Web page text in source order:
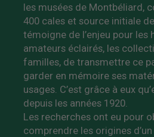
les musées de Montbéliard,
400 cales et source initiale
témoigne de l’enjeu pour les
amateurs éclairés, les
familles, de transmettre ce
garder en mémoire ses
usages. C’est grâce à eux
depuis les années 1920.
Les recherches ont eu pour
comprendre les origines